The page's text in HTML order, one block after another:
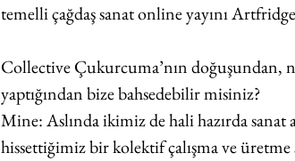
temelli çağdaş sanat online yayını
Collective Çukurcuma’nın doğuşundan,
yaptığından bize bahsedebilir misiniz?
Mine: Aslında ikimiz de hali hazırda sanat
hissettiğimiz bir kolektif çalışma ve